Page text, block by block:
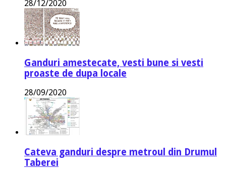
28/12/2020
Ganduri amestecate, vesti bune si vesti
proaste de dupa locale
28/09/2020
Cateva ganduri despre metroul din Drumul
Taberei